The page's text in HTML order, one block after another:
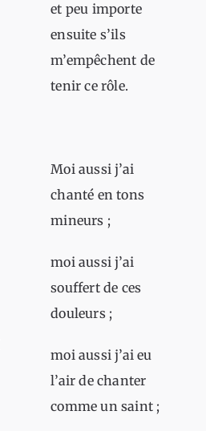
et peu importe
ensuite s’ils
m’empêchent de
tenir ce rôle.
Moi aussi j’ai
chanté en tons
mineurs ;
moi aussi j’ai
souffert de ces
douleurs ;
moi aussi j’ai eu
l’air de chanter
comme un saint ;